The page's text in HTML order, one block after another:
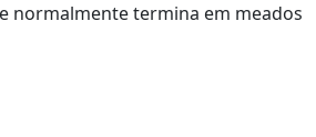
normalmente termina em meados